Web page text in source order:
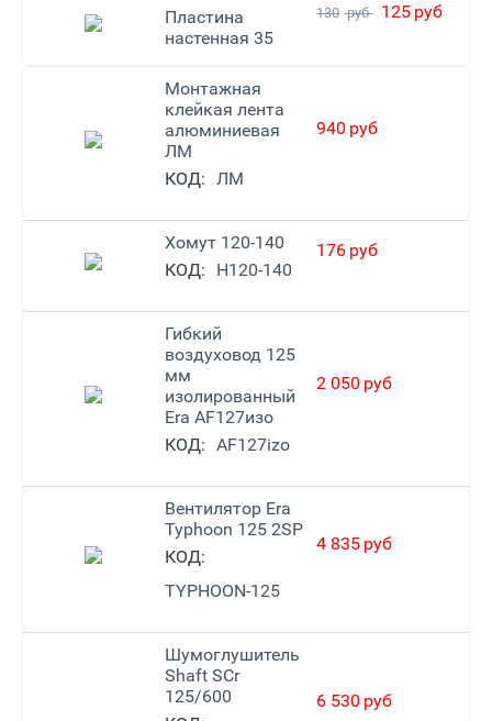
Пластина
настенная 35
130 руб 125 руб
Монтажная
клейкая лента
алюминиевая
ЛМ
КОД: ЛМ
940 руб
Хомут 120-140
КОД:
H120-140
176 руб
Гибкий
воздуховод 125
мм
изолированный
Era AF127изо
КОД: AF127izo
2 050 руб
Вентилятор Era
Typhoon 125 2SP
КОД:
TYPHOON-125
4 835 руб
Шумоглушитель
Shaft SCr
125/600
6 530 руб